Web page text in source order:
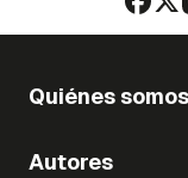
Quiénes somos
Autores